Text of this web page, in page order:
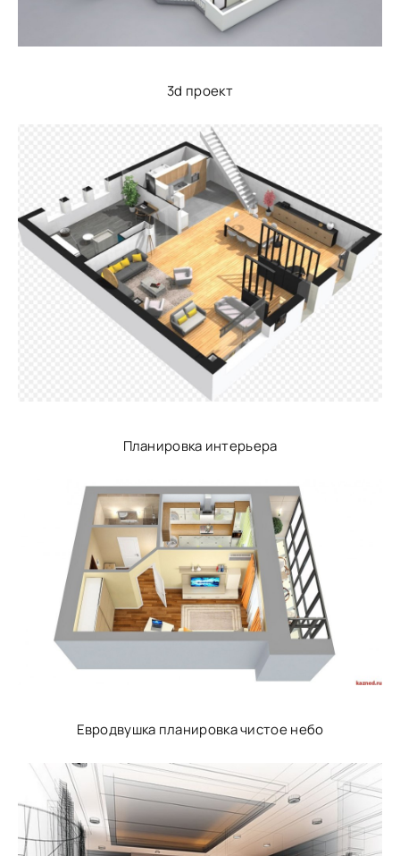
3d проект
Планировка интерьера
Евродвушка планировка чистое небо